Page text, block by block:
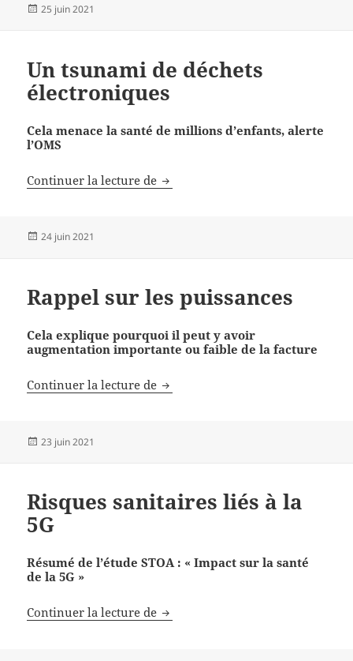
Publié
25 juin 2021
Un tsunami de déchets
électroniques
Cela menace la santé de millions d’enfants, alerte
l’OMS
Continuer la lecture de Un tsunami de déchets
Publié
24 juin 2021
Rappel sur les puissances
Cela explique pourquoi il peut y avoir
augmentation importante ou faible de la facture
Continuer la lecture de Rappel sur les puissances
Publié
23 juin 2021
Risques sanitaires liés à la
5G
Résumé de l’étude STOA : « Impact sur la santé
de la 5G »
Continuer la lecture de Risques sanitaires liés à la 5G